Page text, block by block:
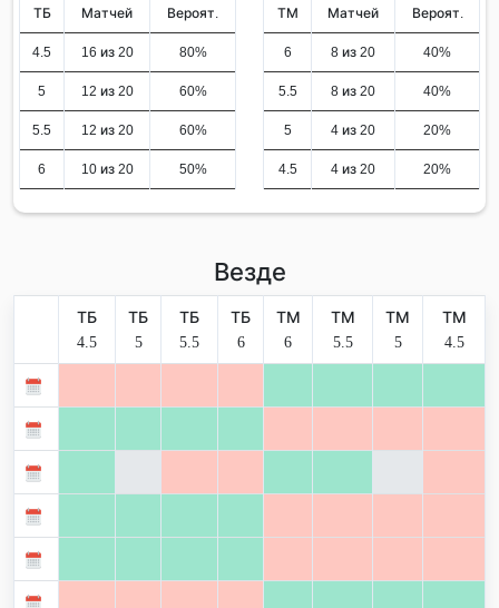
ТБ Матчей Вероят.
4.5 16 из 20 80%
5 12 из 20 60%
5.5 12 из 20 60%
6 10 из 20 50%
ТМ Матчей Вероят.
6 8 из 20 40%
5.5 8 из 20 40%
5 4 из 20 20%
4.5 4 из 20 20%
Везде
ТБ
4.5
ТБ
5
ТБ
5.5
ТБ
6
ТМ
6
ТМ
5.5
ТМ
5
ТМ
4.5